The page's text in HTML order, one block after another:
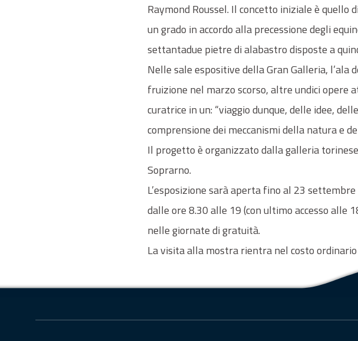
Raymond Roussel. Il concetto iniziale è quello
un grado in accordo alla precessione degli
settantadue pietre di alabastro disposte a
Nelle sale espositive della Gran Galleria,
fruizione nel marzo scorso, altre undici opere
curatrice in un: “viaggio dunque, delle idee,
comprensione dei meccanismi della natura e
Il progetto è organizzato dalla galleria
Soprarno.
L’esposizione sarà aperta fino al 23
dalle ore 8.30 alle 19 (con ultimo accesso alle
nelle giornate di gratuità.
La visita alla mostra rientra nel costo